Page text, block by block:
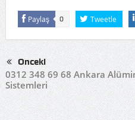
Paylaş 0 Tweetle
Önceki
0312 348 69 68 Ankara
Sistemleri